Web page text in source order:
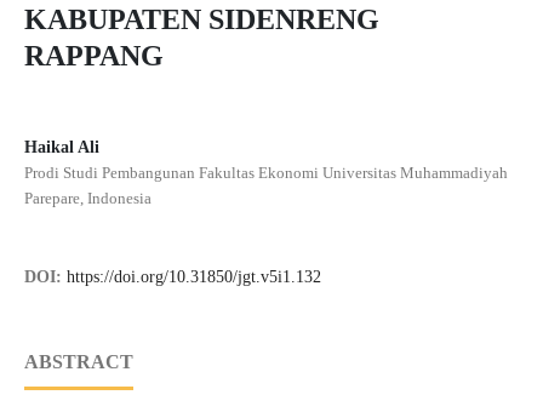
KABUPATEN SIDENRENG
RAPPANG
Haikal Ali
Prodi Studi Pembangunan Fakultas Ekonomi Universitas Muhammadiyah
Parepare, Indonesia
DOI: https://doi.org/10.31850/jgt.v5i1.132
ABSTRACT